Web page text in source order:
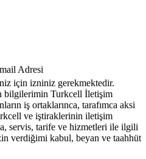
Adresi
için izniniz gerekmektedir.
bilgilerimin Turkcell İletişim
iş ortaklarınca, tarafımca aksi
ve iştiraklerinin iletişim
servis, tarife ve hizmetleri ile ilgili
verdiğimi kabul, beyan ve taahhüt